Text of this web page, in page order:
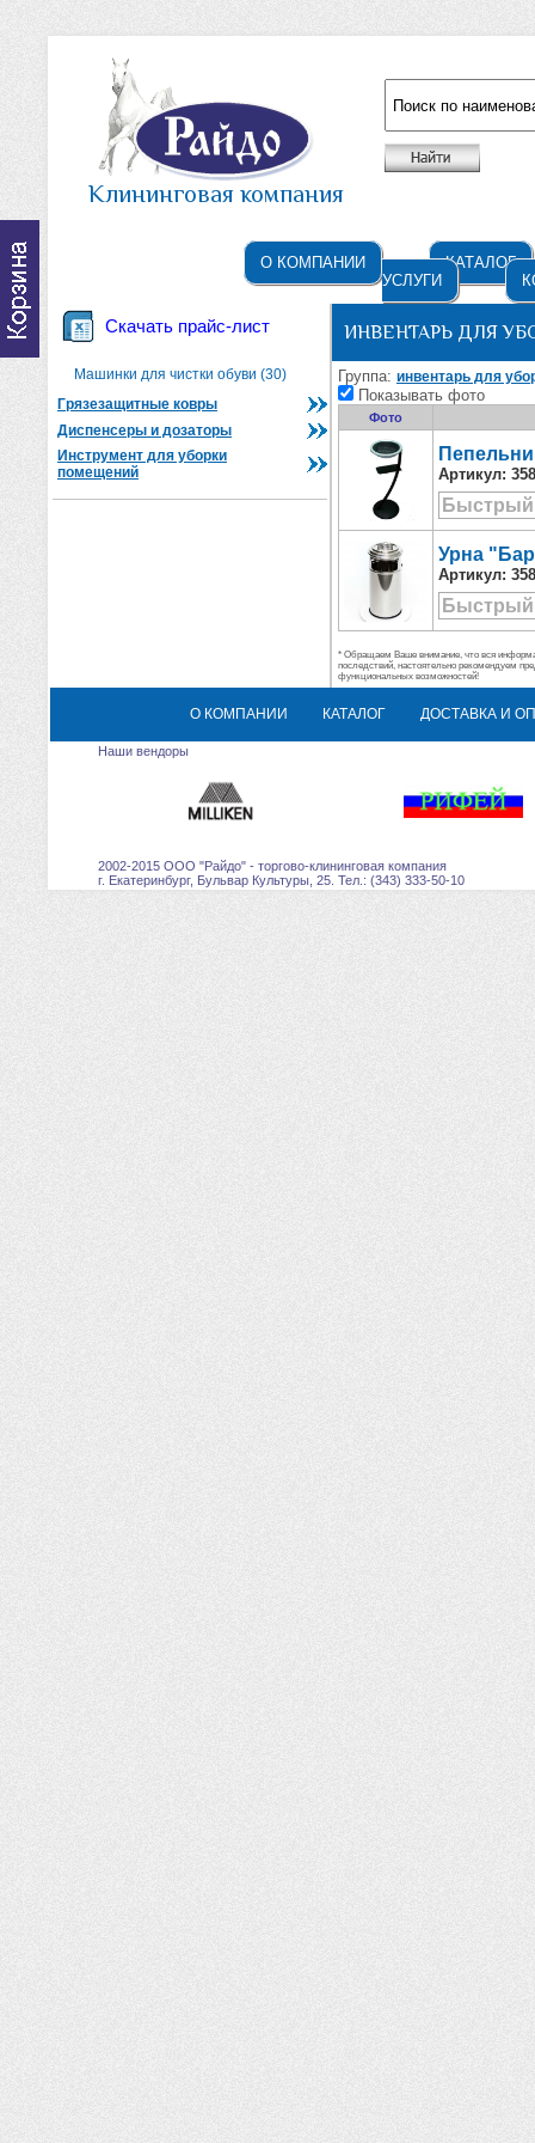
Клининговая компания
О КОМПАНИИ
КАТАЛОГ
УСЛУГИ
Скачать прайс-лист
Машинки для чистки обуви (30)
Грязезащитные ковры
Диспенсеры и дозаторы
Инструмент для уборки
помещений
ИНВЕНТАРЬ ДЛЯ
Группа: инвентарь для
Показывать фото
Фото
Артикул:
Урна
Артикул:
* Обращаем Ваше внимание, что вся
последствий, настоятельно рекомендуем
функциональных возможностей!
О КОМПАНИИ КАТАЛОГ ДОСТАВКА И
Наши вендоры
2002-2015 ООО "Райдо" - торгово-клининговая компания
г. Екатеринбург, Бульвар Культуры, 25. Тел.: (343) 333-50-10